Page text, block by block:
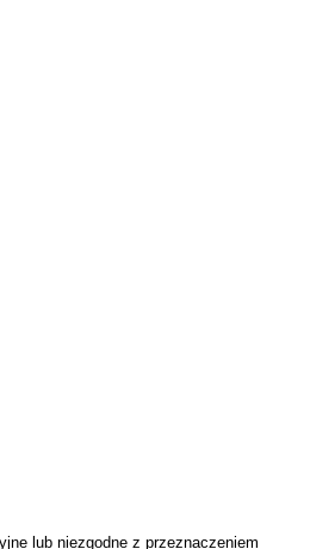
lub niezgodne z przeznaczeniem